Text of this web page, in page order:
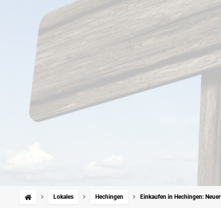
Lokales Hechingen Einkaufen in Hechingen: